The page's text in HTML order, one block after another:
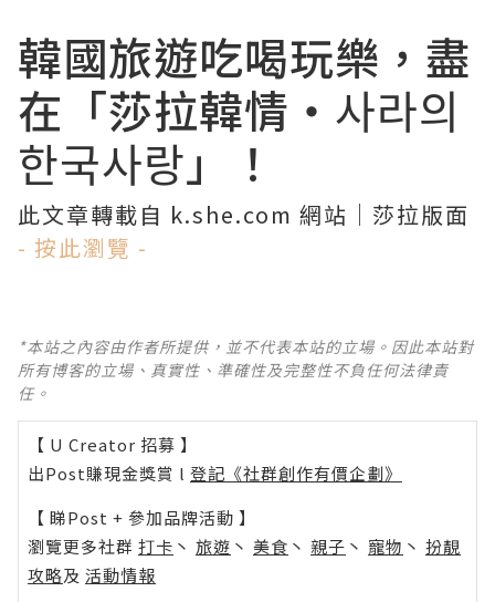
韓國旅遊吃喝玩樂，盡
在 「莎拉韓情‧사라의
한국사랑」
！
此文章轉載自 k.she.com 網站｜莎拉版面
- 按此瀏覽 -
*本站之內容由作者所提供，並不代表本站的立場。因此本站對
所有博客的立場、真實性、準確性及完整性不負任何法律責
任。
【 U Creator 招募 】
出Post賺現金獎賞 l 登記《社群創作有價企劃》
【 睇Post + 參加品牌活動 】
瀏覽更多社群 打卡 丶 旅遊 丶 美食 丶 親子 丶 寵物 丶 扮靚
攻略及 活動情報